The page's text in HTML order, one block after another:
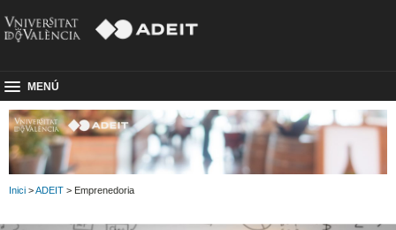
MENÚ
Inici >ADEIT > Emprenedoria